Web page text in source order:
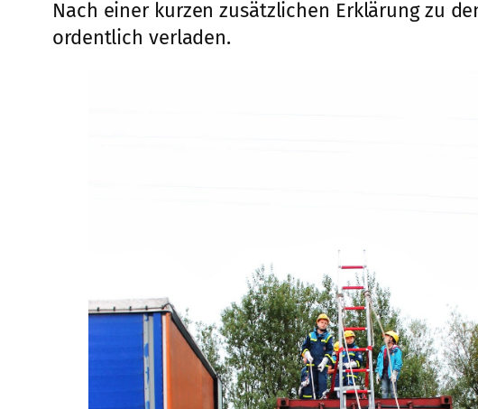
Nach einer kurzen zusätzlichen Erklärung zu
ordentlich verladen.